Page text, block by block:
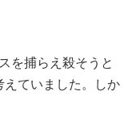
を捕らえ殺そうと
えていました。しか